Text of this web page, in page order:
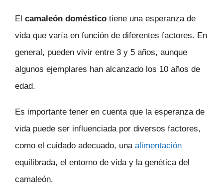
El camaleón doméstico tiene una esperanza de
vida que varía en función de diferentes factores. En
general, pueden vivir entre 3 y 5 años, aunque
algunos ejemplares han alcanzado los 10 años de
edad.
Es importante tener en cuenta que la esperanza de
vida puede ser influenciada por diversos factores,
como el cuidado adecuado, una alimentación
equilibrada, el entorno de vida y la genética del
camaleón.